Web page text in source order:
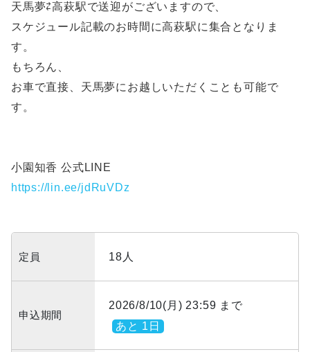
天馬夢⇄高萩駅で送迎がございますので、
スケジュール記載のお時間に高萩駅に集合となりま
す。
もちろん、
お車で直接、天馬夢にお越しいただくことも可能で
す。
小園知香 公式LINE
https://lin.ee/jdRuVDz
定員 18人
申込期間
2026/8/10(月) 23:59 まで
あと 1日